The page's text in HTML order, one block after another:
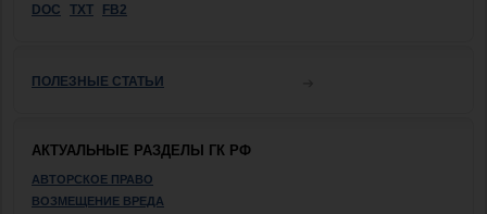
DOC
TXT FB2
ПОЛЕЗНЫЕ СТАТЬИ
АКТУАЛЬНЫЕ РАЗДЕЛЫ ГК РФ
АВТОРСКОЕ ПРАВО
ВОЗМЕЩЕНИЕ ВРЕДА